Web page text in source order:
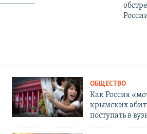
ОБЩЕСТВО
Как Россия
крымских
поступать в